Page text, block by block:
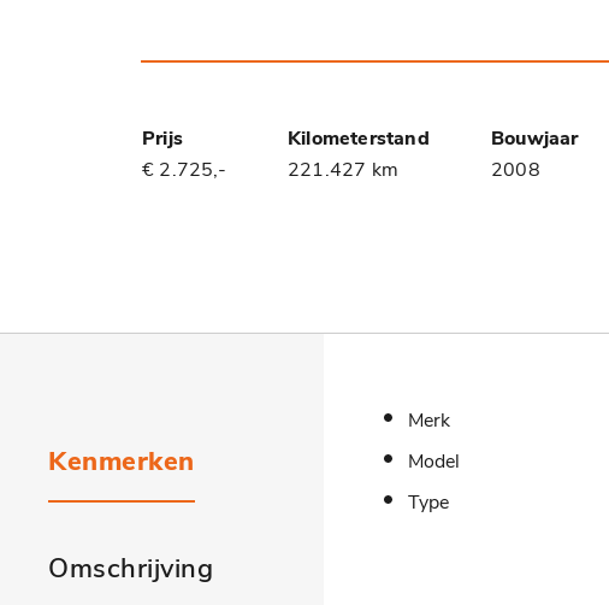
Prijs Kilometerstand Bouwjaar
€ 2.725,-
221.427 km 2008
Kenmerken
Omschrijving
Merk
Model
Type